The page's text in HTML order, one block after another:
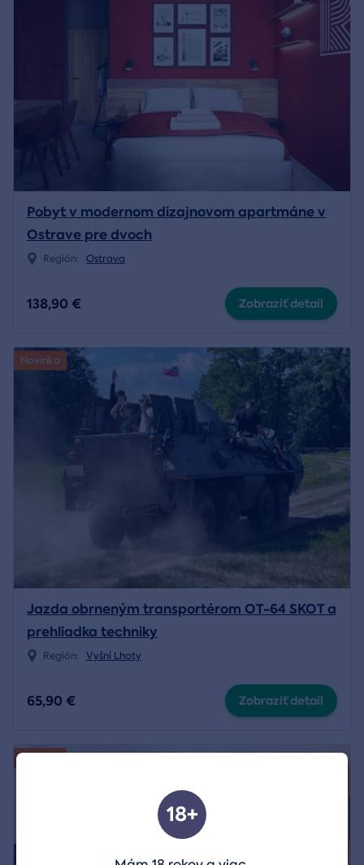
Pobyt v modernom dizajnovom apartmáne v
Ostrave pre dvoch
Región: Ostrava
138,90 € Zobraziť detail
Novinka
Jazda obrneným transportérom OT-64 SKOT a
prehliadka techniky
Región: Vyšní Lhoty
65,90 € Zobraziť detail
Novinka
18+